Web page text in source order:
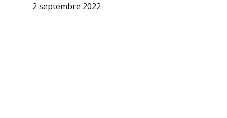
2 septembre 2022